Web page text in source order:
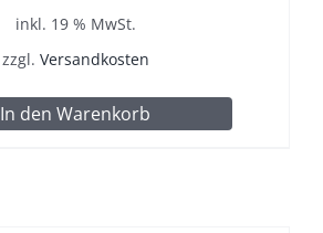
inkl. 19 % MwSt.
zzgl. Versandkosten
In den Warenkorb